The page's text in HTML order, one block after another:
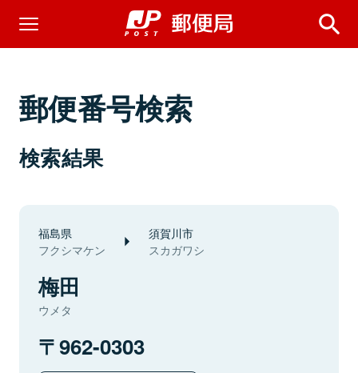
郵便番号検索
検索結果
福島県
フクシマケン
須賀川市
スカガワシ
梅田
ウメタ
962-0303